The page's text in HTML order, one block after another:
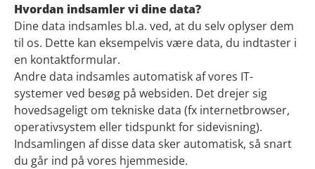
Hvordan indsamler vi dine data?
Dine data indsamles bl.a. ved, at du selv oplyser dem
til os. Dette kan eksempelvis være data, du indtaster i
en kontaktformular.
Andre data indsamles automatisk af vores IT-
systemer ved besøg på websiden. Det drejer sig
hovedsageligt om tekniske data (fx internetbrowser,
operativsystem eller tidspunkt for sidevisning).
Indsamlingen af disse data sker automatisk, så snart
du går ind på vores hjemmeside.